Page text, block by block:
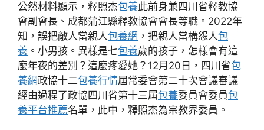
公然材料顯示，釋照杰包養此前身兼四川省釋教協
會副會長、成都蒲江縣釋教協會會長等職。2022年
知，誤把敵人當親人包養網 ，把親人當構怨人包
養 。小男孩。異樣是七包養歲的孩子，怎樣會有這
麼年夜的差別？這麼疼愛她？12月20日，四川省包
養網政協十二包養行情屆常委會第二十次會議審議
經由過程了政協四川省第十三屆包養委員會委員包
養平台推薦名單，此中，釋照杰為宗教界委員。